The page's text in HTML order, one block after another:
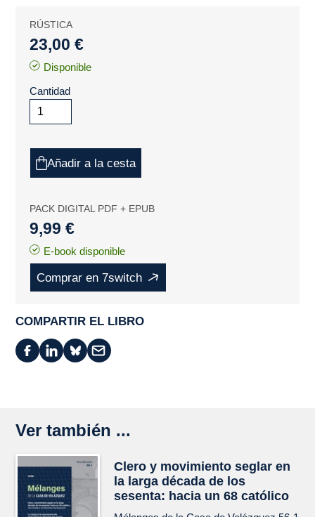
RÚSTICA
23,00 €
Disponible
Cantidad
Añadir a la cesta
PACK DIGITAL PDF + EPUB
9,99 €
E-book disponible
Comprar en 7switch
COMPARTIR EL LIBRO
Ver también ...
Clero y movimiento seglar en
la larga década de los
sesenta: hacia un 68 católico